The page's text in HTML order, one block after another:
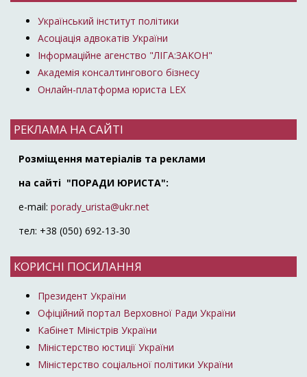
Український інститут політики
Асоціація адвокатів України
Інформаційне агенство "ЛІГА:ЗАКОН"
Академія консалтингового бізнесу
Онлайн-платформа юриста LEX
РЕКЛАМА НА САЙТІ
Розміщення матеріалів та реклами
на сайті "ПОРАДИ ЮРИСТА":
e-mail: porady_urista@ukr.net
тел: +38 (050) 692-13-30
КОРИСНІ ПОСИЛАННЯ
Президент України
Офіційний портал Верховної Ради України
Кабінет Міністрів України
Міністерство юстиції України
Міністерство соціальної політики України